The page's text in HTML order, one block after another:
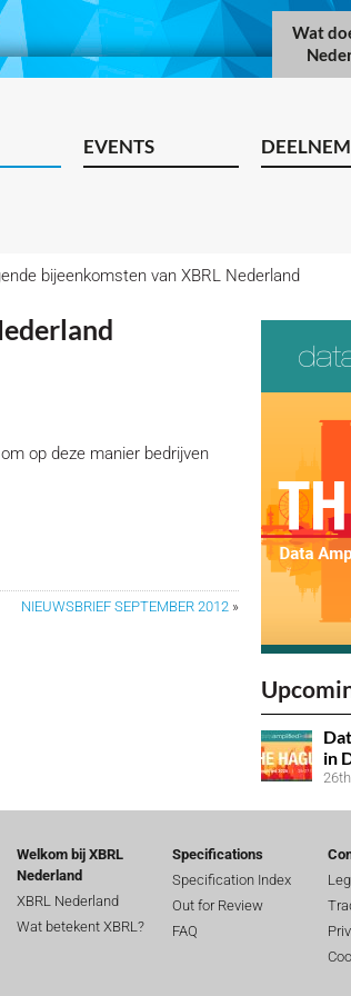
Wat
EVENTS
bijeenkomsten van XBRL Nederland
op deze manier bedrijven
NIEUWSBRIEF SEPTEMBER 2012 »
in
Welkom bij XBRL
Nederland
XBRL Nederland
Wat betekent XBRL?
Specifications
Specification Index
Out for Review
FAQ